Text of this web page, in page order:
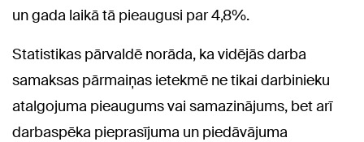
un gada laikā tā pieaugusi par 4,8%.
Statistikas pārvaldē norāda, ka vidējās darba
samaksas pārmaiņas ietekmē ne tikai darbinieku
atalgojuma pieaugums vai samazinājums, bet arī
darbaspēka pieprasījuma un piedāvājuma